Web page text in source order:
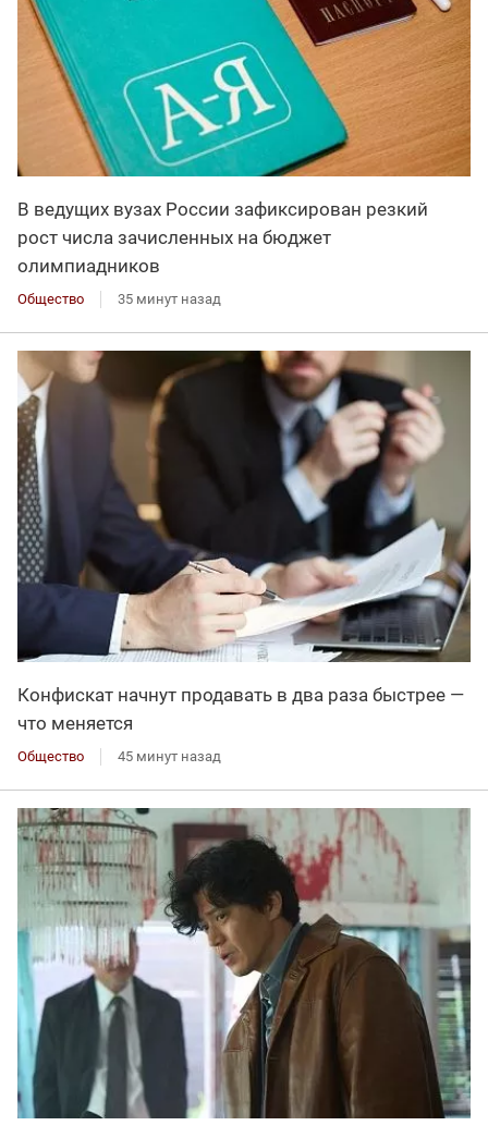
В ведущих вузах России зафиксирован резкий
рост числа зачисленных на бюджет
олимпиадников
Общество 35 минут назад
Конфискат начнут продавать в два раза быстрее —
что меняется
Общество 45 минут назад